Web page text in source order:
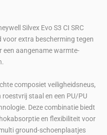
Silvex Evo S3 CI SRC
extra bescherming tegen
een aangename warmte-
composiet veiligheidsneus,
staal en een PU/PU
Deze combinatie biedt
en flexibiliteit voor
ground-schoenplaatjes